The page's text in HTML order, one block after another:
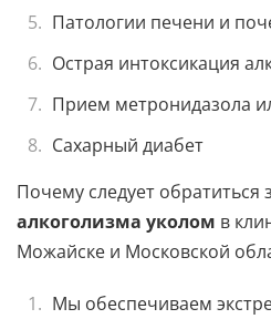
Патологии печени и
Острая интоксикация
Прием метронидазола
Сахарный диабет
Почему следует обратиться
алкоголизма уколом в
Можайске и Московской
Мы обеспечиваем